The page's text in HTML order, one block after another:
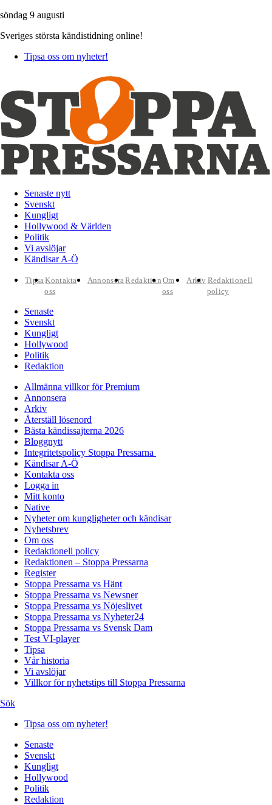
söndag 9 augusti
Sveriges största kändistidning online!
Tipsa oss om nyheter!
Senaste nytt
Svenskt
Kungligt
Hollywood & Världen
Politik
Vi avslöjar
Kändisar A-Ö
TipsaKontakta
oss
AnnonseraRedaktion Om
oss
Arkiv Redaktionell
policy
Senaste
Svenskt
Kungligt
Hollywood
Politik
Redaktion
Allmänna villkor för Premium
Annonsera
Arkiv
Återställ lösenord
Bästa kändissajterna 2026
Bloggnytt
Integritetspolicy Stoppa Pressarna
Kändisar A-Ö
Kontakta oss
Logga in
Mitt konto
Native
Nyheter om kungligheter och kändisar
Nyhetsbrev
Om oss
Redaktionell policy
Redaktionen – Stoppa Pressarna
Register
Stoppa Pressarna vs Hänt
Stoppa Pressarna vs Newsner
Stoppa Pressarna vs Nöjeslivet
Stoppa Pressarna vs Nyheter24
Stoppa Pressarna vs Svensk Dam
Test VI-player
Tipsa
Vår historia
Vi avslöjar
Villkor för nyhetstips till Stoppa Pressarna
Sök
Tipsa oss om nyheter!
Senaste
Svenskt
Kungligt
Hollywood
Politik
Redaktion